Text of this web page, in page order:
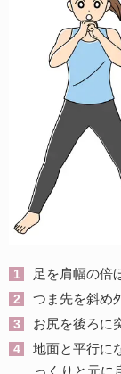
足を肩幅の倍
つま先を斜め
お尻を後ろに
地面と平行に
っくりと元に